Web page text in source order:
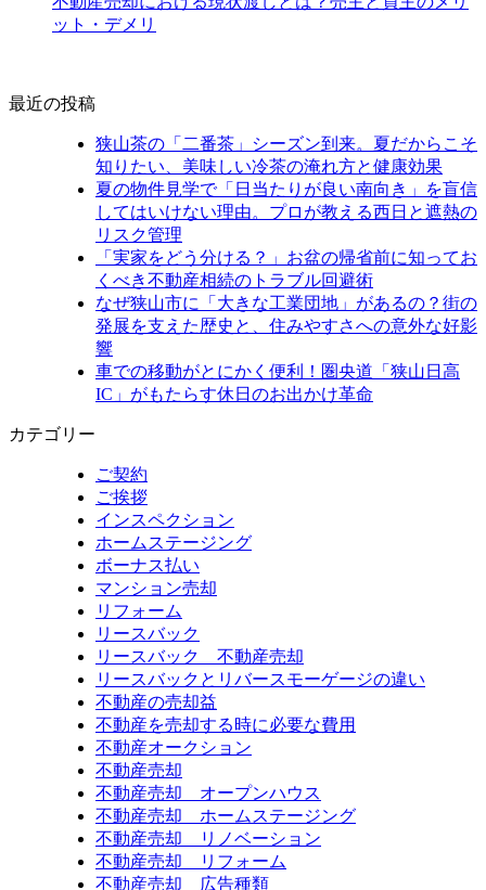
ット・デメリ
最近の投稿
狭山茶の「二番茶」シーズン到来。夏だからこそ
知りたい、美味しい冷茶の淹れ方と健康効果
夏の物件見学で「日当たりが良い南向き」を盲信
してはいけない理由。プロが教える西日と遮熱の
リスク管理
「実家をどう分ける？」お盆の帰省前に知ってお
くべき不動産相続のトラブル回避術
なぜ狭山市に「大きな工業団地」があるの？街の
発展を支えた歴史と、住みやすさへの意外な好影
響
車での移動がとにかく便利！圏央道「狭山日高
IC」がもたらす休日のお出かけ革命
カテゴリー
ご契約
ご挨拶
インスペクション
ホームステージング
ボーナス払い
マンション売却
リフォーム
リースバック
リースバック 不動産売却
リースバックとリバースモーゲージの違い
不動産の売却益
不動産を売却する時に必要な費用
不動産オークション
不動産売却
不動産売却 オープンハウス
不動産売却 ホームステージング
不動産売却 リノベーション
不動産売却 リフォーム
不動産売却 広告種類